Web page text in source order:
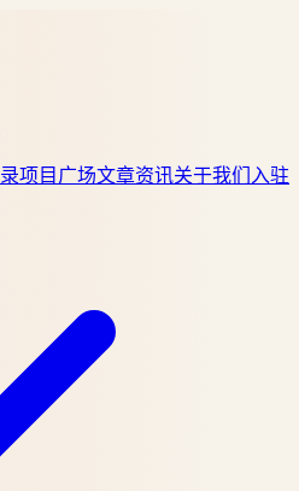
项目广场文章资讯关于我们 入驻